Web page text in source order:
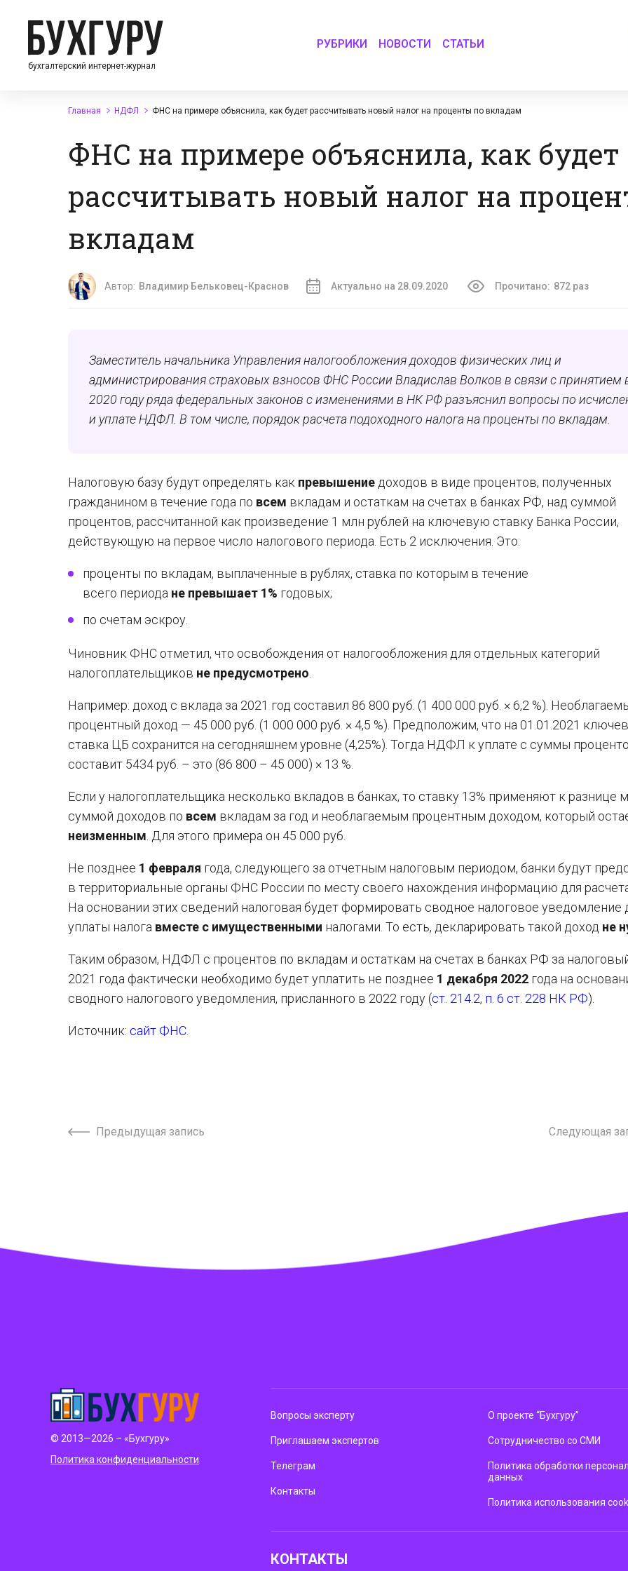
бухгалтерский интернет-журнал
РУБРИКИ НОВОСТИ СТАТЬИ
Главная НДФЛ ФНС на примере объяснила, как будет рассчитывать новый налог на проценты по вкладам
ФНС на примере объяснила, как будет
рассчитывать новый налог на
вкладам
Автор: Владимир Бельковец-Краснов Актуально на 28.09.2020 Прочитано: 872 раз
Заместитель начальника Управления налогообложения доходов физических лиц и
администрирования страховых взносов ФНС России Владислав Волков в связи с принятием
2020 году ряда федеральных законов с изменениями в НК РФ разъяснил вопросы по
и уплате НДФЛ. В том числе, порядок расчета подоходного налога на проценты по вкладам.
Налоговую базу будут определять как превышение доходов в виде процентов, полученных
гражданином в течение года по всем вкладам и остаткам на счетах в банках РФ, над суммой
процентов, рассчитанной как произведение 1 млн рублей на ключевую ставку Банка России,
действующую на первое число налогового периода. Есть 2 исключения. Это:
проценты по вкладам, выплаченные в рублях, ставка по которым в течение
всего периода не превышает 1% годовых;
по счетам эскроу.
Чиновник ФНС отметил, что освобождения от налогообложения для отдельных категорий
налогоплательщиков не предусмотрено
Например: доход с вклада за 2021 год составил 86 800 руб. (1 400 000 руб. × 6,2 %).
процентный доход — 45 000 руб. (1 000 000 руб. × 4,5 %). Предположим, что на 01.01.2021
ставка ЦБ сохранится на сегодняшнем уровне (4,25%). Тогда НДФЛ к уплате с суммы
составит 5434 руб. – это (86 800 – 45 000) × 13 %.
Если у налогоплательщика несколько вкладов в банках, то ставку 13% применяют к разнице
суммой доходов по всем вкладам за год и необлагаемым процентным доходом, который
неизменным . Для этого примера он 45 000 руб.
Не позднее 1 февраля года, следующего за отчетным налоговым периодом, банки будут
в территориальные органы ФНС России по месту своего нахождения информацию для
На основании этих сведений налоговая будет формировать сводное налоговое уведомление
уплаты налога вместе с имущественными налогами. То есть, декларировать такой доход не
Таким образом, НДФЛ с процентов по вкладам и остаткам на счетах в банках РФ за
2021 года фактически необходимо будет уплатить не позднее 1 декабря 2022 года на
сводного налогового уведомления, присланного в 2022 году (ст. 214.2, п. 6 ст. 228 НК РФ).
Источник: сайт ФНС
Предыдущая запись Следующая
© 2013—2026 – «Бухгуру»
Политика конфиденциальности
Вопросы эксперту
Приглашаем экспертов
Телеграм
Контакты
О проекте “Бухгуру”
Сотрудничество со СМИ
Политика обработки
данных
Политика использования
КОНТАКТЫ